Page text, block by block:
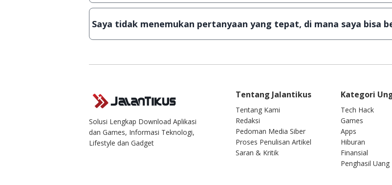
Demi menjaga kualitas aplikasi dan games yang ada di JalanTikus, hingga
Saya tidak menemukan pertanyaan yang tepat, di mana saya bisa
Kami dengan senang hati menjawab setiap pertanyaan yang masuk. Kirim
Solusi Lengkap Download Aplikasi
dan Games, Informasi Teknologi,
Lifestyle dan Gadget
Tentang Jalantikus
Tentang Kami
Redaksi
Pedoman Media Siber
Proses Penulisan Artikel
Saran & Kritik
Kategori
Tech Hack
Games
Apps
Hiburan
Finansial
Penghasil Uang